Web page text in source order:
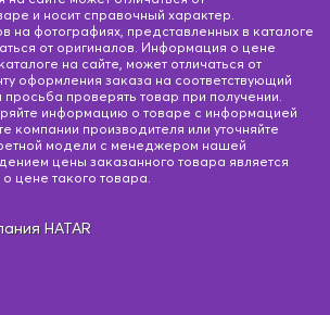
и носит справочный характер.
на фотографиях, представленных в каталоге
от оригиналов. Информация о цене
на сайте, может отличаться от
оформления заказа на соответствующий
проверять товар при получении.
информацию о товаре с информацией
компании производителя или уточняйте
модели с менеджером нашей
цены заказанного товара является
цене такого товара.
HATAR